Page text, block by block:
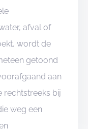
afval of
wordt de
getoond
aan
rechtstreeks bij
weg een